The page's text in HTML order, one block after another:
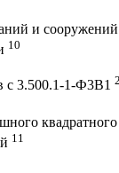
и сооружений
10
с 3.500.1-1-Ф3В1
квадратного
11